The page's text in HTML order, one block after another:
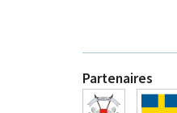
Partenaires